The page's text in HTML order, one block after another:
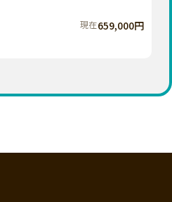
神奈川
石川
現在659,000円